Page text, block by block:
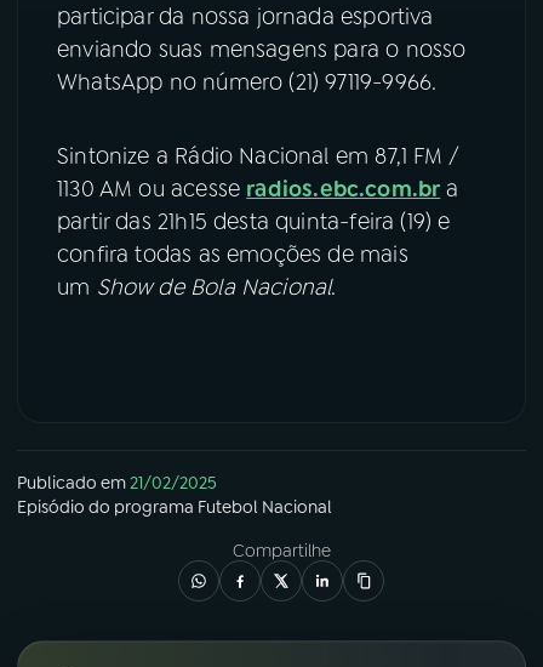
participar da nossa jornada esportiva
enviando suas mensagens para o nosso
WhatsApp no número (21) 97119-9966.
Sintonize a Rádio Nacional em 87,1 FM /
1130 AM ou acesse radios.ebc.com.br a
partir das 21h15 desta quinta-feira (19) e
confira todas as emoções de mais
um Show de Bola Nacional.
Publicado em21/02/2025
Episódio do programa Futebol Nacional
Compartilhe